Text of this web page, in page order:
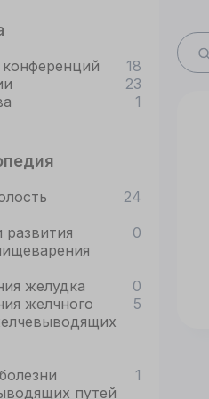
18
23
1
24
0
желудка
0
желчного
5
путей
1